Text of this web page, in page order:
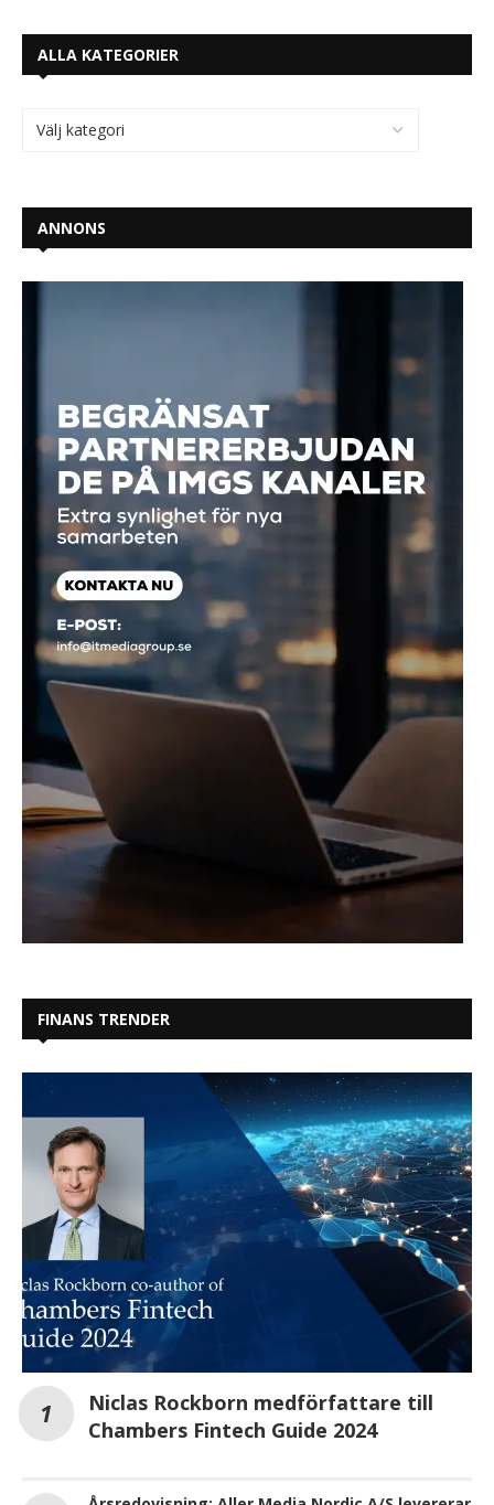
ALLA KATEGORIER
ANNONS
FINANS TRENDER
Niclas Rockborn medförfattare till
Chambers Fintech Guide 2024